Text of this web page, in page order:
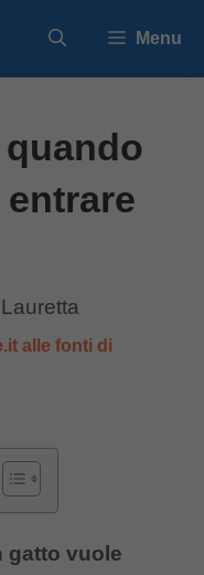
Menu
alle fonti di
gatto vuole